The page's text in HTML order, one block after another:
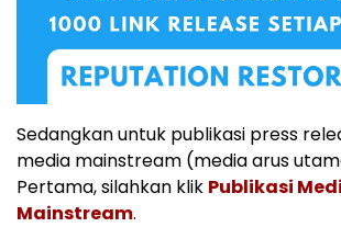
Sedangkan untuk publikasi press
media mainstream (media arus
Pertama, silahkan klik Publikasi
Mainstream.